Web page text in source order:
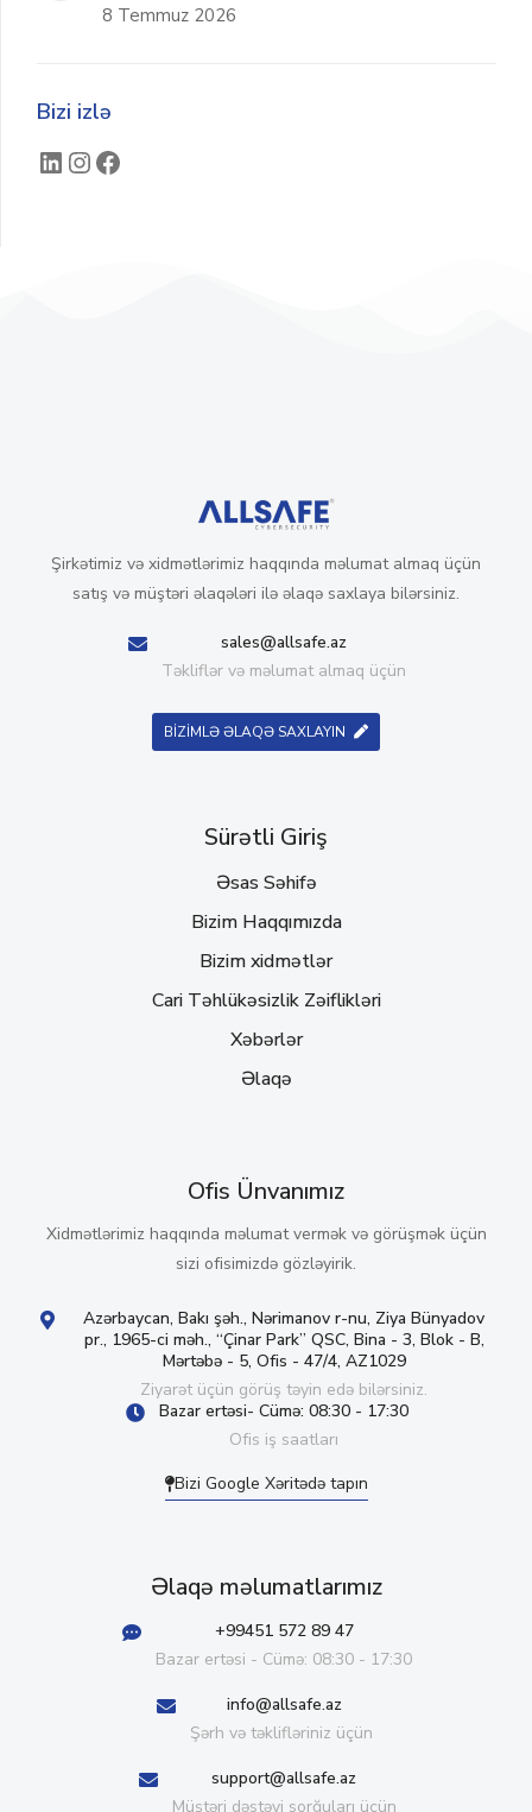
8 Temmuz 2026
Bizi izlə
Şirkətimiz və xidmətlərimiz haqqında məlumat almaq üçün
satış və müştəri əlaqələri ilə əlaqə saxlaya bilərsiniz.
sales@allsafe.az
Təkliflər və məlumat almaq üçün
BİZİMLƏ ƏLAQƏ SAXLAYIN
Sürətli Giriş
Əsas Səhifə
Bizim Haqqımızda
Bizim xidmətlər
Cari Təhlükəsizlik Zəiflikləri
Xəbərlər
Əlaqə
Ofis Ünvanımız
Xidmətlərimiz haqqında məlumat vermək və görüşmək üçün
sizi ofisimizdə gözləyirik.
Azərbaycan, Bakı şəh., Nərimanov r-nu, Ziya Bünyadov
pr., 1965-ci məh., “Çinar Park” QSC, Bina - 3, Blok - B,
Mərtəbə - 5, Ofis - 47/4, AZ1029
Ziyarət üçün görüş təyin edə bilərsiniz.
Bazar ertəsi- Cümə: 08:30 - 17:30
Ofis iş saatları
Bizi Google Xəritədə tapın
Əlaqə məlumatlarımız
+99451 572 89 47
Bazar ertəsi - Cümə: 08:30 - 17:30
info@allsafe.az
Şərh və təklifləriniz üçün
support@allsafe.az
Müştəri dəstəyi sorğuları üçün